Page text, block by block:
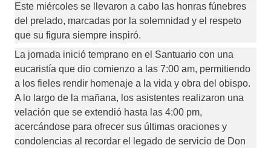
Este miércoles se llevaron a cabo las honras fúnebres
del prelado, marcadas por la solemnidad y el respeto
que su figura siempre inspiró.
La jornada inició temprano en el Santuario con una
eucaristía que dio comienzo a las 7:00 am, permitiendo
a los fieles rendir homenaje a la vida y obra del obispo.
A lo largo de la mañana, los asistentes realizaron una
velación que se extendió hasta las 4:00 pm,
acercándose para ofrecer sus últimas oraciones y
condolencias al recordar el legado de servicio de Don